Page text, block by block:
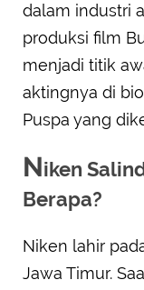
dalam industri
produksi film
menjadi titik
aktingnya di
Puspa yang
Niken
Berapa?
Niken lahir
Jawa Timur.